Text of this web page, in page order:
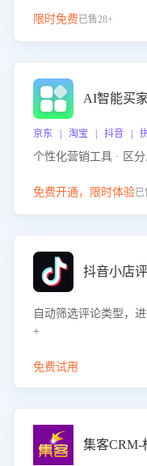
限时免费已售28+
AI智能买
京东 | 淘宝 | 抖音 | 拼
个性化营销工具 · 区
免费开通，限时体验已
抖音小店
自动筛选评论类型，
+
免费试用
集客CRM-